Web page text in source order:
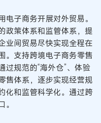
子商务开展对外贸易。
政策体系和监管体系，提
业间贸易尽快实现全程在
。支持跨境电子商务零售
过规范的“海外仓”、体验
售体系，逐步实现经营规
化和监管科学化。通过跨
。